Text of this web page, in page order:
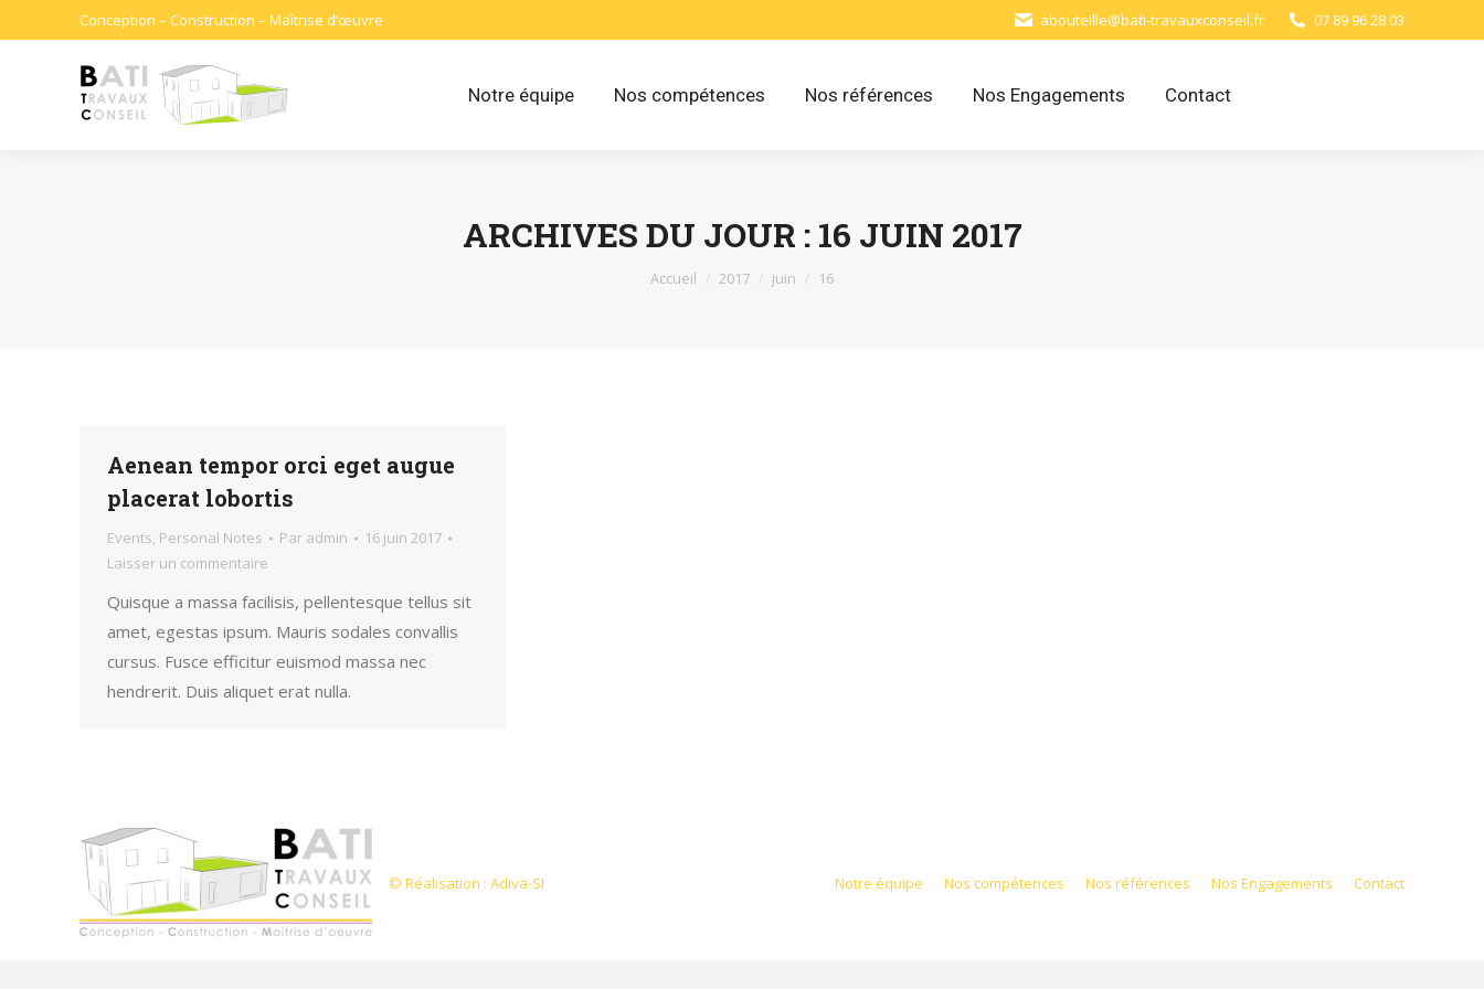
Conception – Construction – Maîtrise d’œuvre abouteille@bati-travauxconseil.fr 07 89 96 28 03
Notre équipe Nos compétences Nos références Nos Engagements Contact
ARCHIVES DU JOUR : 16 JUIN 2017
Vous êtes ici :
Accueil 2017 juin 16
Aenean tempor orci eget augue
placerat lobortis
Events, Personal Notes Par admin
16 juin 2017
Laisser un commentaire
Quisque a massa facilisis, pellentesque tellus sit
amet, egestas ipsum. Mauris sodales convallis
cursus. Fusce efficitur euismod massa nec
hendrerit. Duis aliquet erat nulla.
© Réalisation : Adiva-SI Notre équipe Nos compétences Nos références Nos Engagements Contact